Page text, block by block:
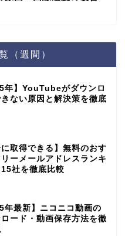
（週間）
年】YouTubeがダウンロ
ない原因と解決策を徹底
に取得できる】無料のおす
ーメールアドレスランキ
社を徹底比較
年最新】ニコニコ動画の
ード・動画保存方法を徹